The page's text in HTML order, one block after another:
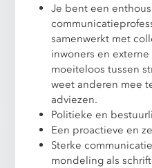
Je bent een
samenwerkt met
inwoners en
moeiteloos tussen
weet anderen mee
adviezen.
Politieke en
Een proactieve en
Sterke
mondeling als